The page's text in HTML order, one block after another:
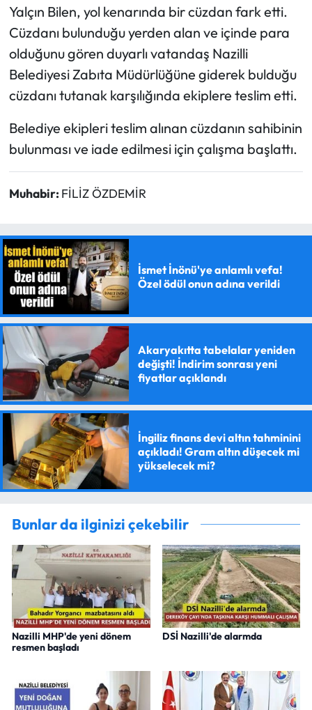
Yalçın Bilen, yol kenarında bir cüzdan fark etti.
Cüzdanı bulunduğu yerden alan ve içinde para
olduğunu gören duyarlı vatandaş Nazilli
Belediyesi Zabıta Müdürlüğüne giderek bulduğu
cüzdanı tutanak karşılığında ekiplere teslim etti.
Belediye ekipleri teslim alınan cüzdanın sahibinin
bulunması ve iade edilmesi için çalışma başlattı.
Muhabir: FİLİZ ÖZDEMİR
İsmet İnönü'ye anlamlı vefa!
Özel ödül onun adına verildi
Akaryakıtta tabelalar yeniden
değişti! İndirim sonrası yeni
fiyatlar açıklandı
İngiliz finans devi altın tahminini
açıkladı! Gram altın düşecek mi
yükselecek mi?
Bunlar da ilginizi çekebilir
Nazilli MHP'de yeni dönem
resmen başladı
DSİ Nazilli'de alarmda